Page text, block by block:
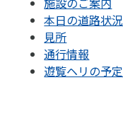
本日の道路状況
見所
通行情報
遊覧ヘリの予定